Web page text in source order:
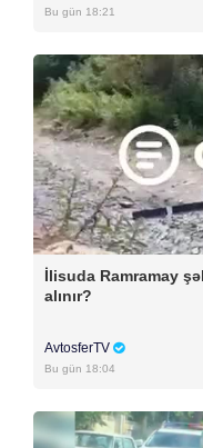
Bu gün 18:21
İlisuda Ramramay
alınır?
AvtosferTV
Bu gün 18:04